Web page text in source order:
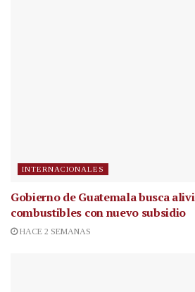
INTERNACIONALES
Gobierno de Guatemala busca
combustibles con nuevo subsidio
HACE 2 SEMANAS